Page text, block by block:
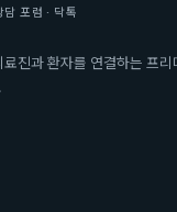
담 포럼 · 닥톡
진과 환자를 연결하는 프리